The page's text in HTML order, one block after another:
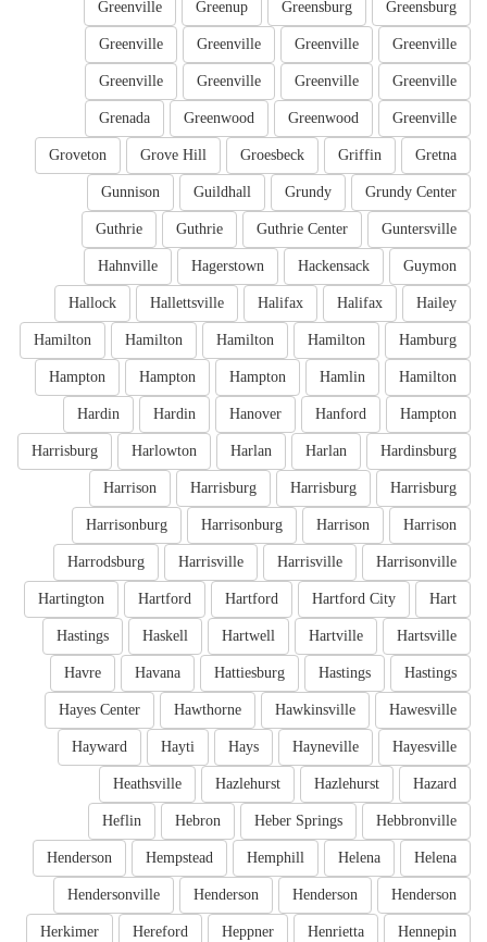
Greensburg
Greensburg
Greenup
Greenville
Greenville
Greenville
Greenville
Greenville
Greenville
Greenville
Greenville
Greenville
Greenville
Greenwood
Greenwood
Grenada
Gretna
Griffin
Groesbeck
Grove Hill
Groveton
Grundy Center
Grundy
Guildhall
Gunnison
Guntersville
Guthrie Center
Guthrie
Guthrie
Guymon
Hackensack
Hagerstown
Hahnville
Hailey
Halifax
Halifax
Hallettsville
Hallock
Hamburg
Hamilton
Hamilton
Hamilton
Hamilton
Hamilton
Hamlin
Hampton
Hampton
Hampton
Hampton
Hanford
Hanover
Hardin
Hardin
Hardinsburg
Harlan
Harlan
Harlowton
Harrisburg
Harrisburg
Harrisburg
Harrisburg
Harrison
Harrison
Harrison
Harrisonburg
Harrisonburg
Harrisonville
Harrisville
Harrisville
Harrodsburg
Hart
Hartford City
Hartford
Hartford
Hartington
Hartsville
Hartville
Hartwell
Haskell
Hastings
Hastings
Hastings
Hattiesburg
Havana
Havre
Hawesville
Hawkinsville
Hawthorne
Hayes Center
Hayesville
Hayneville
Hays
Hayti
Hayward
Hazard
Hazlehurst
Hazlehurst
Heathsville
Hebbronville
Heber Springs
Hebron
Heflin
Helena
Helena
Hemphill
Hempstead
Henderson
Henderson
Henderson
Henderson
Hendersonville
Hennepin
Henrietta
Heppner
Hereford
Herkimer